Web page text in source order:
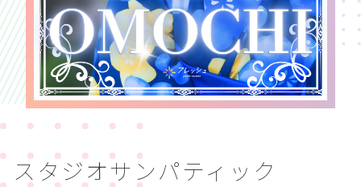
スタジオサンパティック